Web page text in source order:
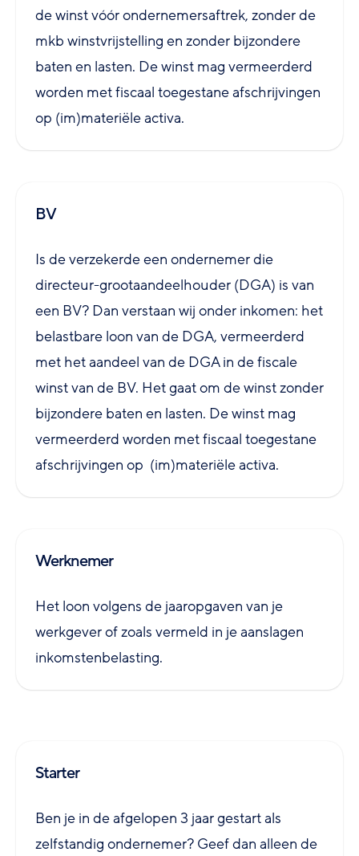
de winst vóór ondernemersaftrek, zonder de
mkb winstvrijstelling en zonder bijzondere
baten en lasten. De winst mag vermeerderd
worden met fiscaal toegestane afschrijvingen
op (im)materiële activa.
BV
Is de verzekerde een ondernemer die
directeur-grootaandeelhouder (DGA) is van
een BV? Dan verstaan wij onder inkomen: het
belastbare loon van de DGA, vermeerderd
met het aandeel van de DGA in de fiscale
winst van de BV. Het gaat om de winst zonder
bijzondere baten en lasten. De winst mag
vermeerderd worden met fiscaal toegestane
afschrijvingen op (im)materiële activa.
Werknemer
Het loon volgens de jaaropgaven van je
werkgever of zoals vermeld in je aanslagen
inkomstenbelasting.
Starter
Ben je in de afgelopen 3 jaar gestart als
zelfstandig ondernemer? Geef dan alleen de